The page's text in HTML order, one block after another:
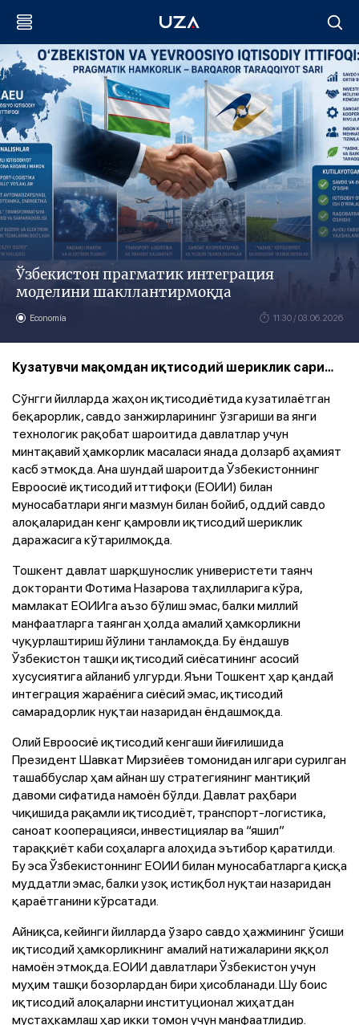
Ўзбекистон прагматик интеграция
моделини шакллантирмоқда
Economía 11:30 / 03.06.2026
Кузатувчи мақомдан иқтисодий шериклик сари…
Сўнгги йилларда жаҳон иқтисодиётида кузатилаётган
беқарорлик, савдо занжирларининг ўзгариши ва янги
технологик рақобат шароитида давлатлар учун
минтақавий ҳамкорлик масаласи янада долзарб аҳамият
касб этмоқда. Ана шундай шароитда Ўзбекистоннинг
Евроосиё иқтисодий иттифоқи (ЕОИИ) билан
муносабатлари янги мазмун билан бойиб, оддий савдо
алоқаларидан кенг қамровли иқтисодий шериклик
даражасига кўтарилмоқда.
Тошкент давлат шарқшунослик универистети таянч
докторанти Фотима Назарова таҳлилларига кўра,
мамлакат ЕОИИга аъзо бўлиш эмас, балки миллий
манфаатларга таянган ҳолда амалий ҳамкорликни
чуқурлаштириш йўлини танламоқда. Бу ёндашув
Ўзбекистон ташқи иқтисодий сиёсатининг асосий
хусусиятига айланиб улгурди. Яъни Тошкент ҳар қандай
интеграция жараёнига сиёсий эмас, иқтисодий
самарадорлик нуқтаи назаридан ёндашмоқда.
Олий Евроосиё иқтисодий кенгаши йиғилишида
Президент Шавкат Мирзиёев томонидан илгари сурилган
ташаббуслар ҳам айнан шу стратегиянинг мантиқий
давоми сифатида намоён бўлди. Давлат раҳбари
чиқишида рақамли иқтисодиёт, транспорт-логистика,
саноат кооперацияси, инвестициялар ва “яшил”
тараққиёт каби соҳаларга алоҳида эътибор қаратилди.
Бу эса Ўзбекистоннинг ЕОИИ билан муносабатларга қисқа
муддатли эмас, балки узоқ истиқбол нуқтаи назаридан
қараётганини кўрсатади.
Айниқса, кейинги йилларда ўзаро савдо ҳажмининг ўсиши
иқтисодий ҳамкорликнинг амалий натижаларини яққол
намоён этмоқда. ЕОИИ давлатлари Ўзбекистон учун
муҳим ташқи бозорлардан бири ҳисобланади. Шу боис
иқтисодий алоқаларни институционал жиҳатдан
мустаҳкамлаш ҳар икки томон учун манфаатлидир.